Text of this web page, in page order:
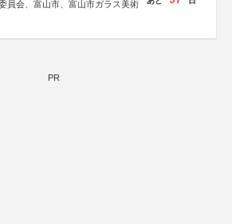
員会、富山市、富山市ガラス美術
PR